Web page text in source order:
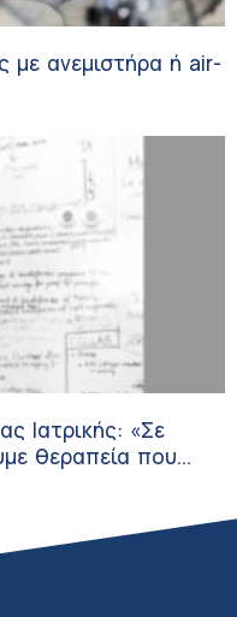
με ανεμιστήρα ή air-
Ιατρικής: «Σε
θεραπεία που